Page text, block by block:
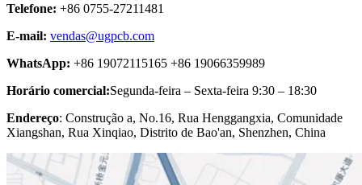
Telefone: +86 0755-27211481
E-mail: vendas@ugpcb.com
WhatsApp: +86 19072115165 +86 19066359989
Horário comercial:Segunda-feira – Sexta-feira 9:30 – 18:30
Endereço: Construção a, No.16, Rua Henggangxia, Comunidade
Xiangshan, Rua Xinqiao, Distrito de Bao'an, Shenzhen, China